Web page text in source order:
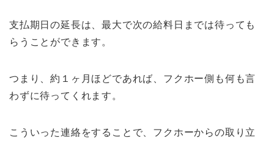
支払期日の延長は、最大で次の給料日までは待っても
らうことができます。
つまり、約１ヶ月ほどであれば、フクホー側も何も言
わずに待ってくれます。
こういった連絡をすることで、フクホーからの取り立